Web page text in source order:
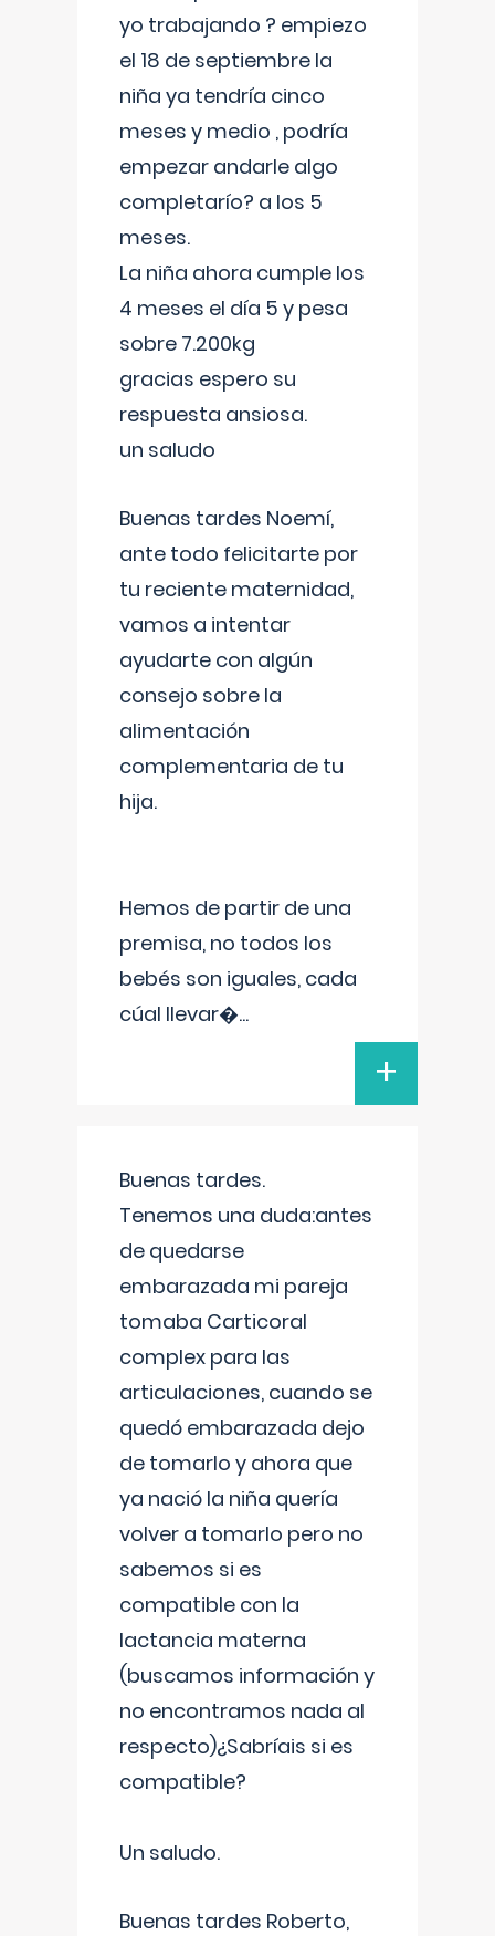
yo trabajando ? empiezo
el 18 de septiembre la
niña ya tendría cinco
meses y medio , podría
empezar andarle algo
completarío? a los 5
meses.
La niña ahora cumple los
4 meses el día 5 y pesa
sobre 7.200kg
gracias espero su
respuesta ansiosa.
un saludo
Buenas tardes Noemí,
ante todo felicitarte por
tu reciente maternidad,
vamos a intentar
ayudarte con algún
consejo sobre la
alimentación
complementaria de tu
hija.
Hemos de partir de una
premisa, no todos los
bebés son iguales, cada
cúal llevar�...
+
Buenas tardes.
Tenemos una duda:antes
de quedarse
embarazada mi pareja
tomaba Carticoral
complex para las
articulaciones, cuando se
quedó embarazada dejo
de tomarlo y ahora que
ya nació la niña quería
volver a tomarlo pero no
sabemos si es
compatible con la
lactancia materna
(buscamos información y
no encontramos nada al
respecto)¿Sabríais si es
compatible?
Un saludo.
Buenas tardes Roberto,